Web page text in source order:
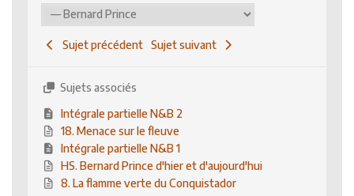
Sujet précédent Sujet suivant
Sujets associés
Intégrale partielle N&B 2
18. Menace sur le fleuve
Intégrale partielle N&B 1
HS. Bernard Prince d'hier et d'aujourd'hui
8. La flamme verte du Conquistador